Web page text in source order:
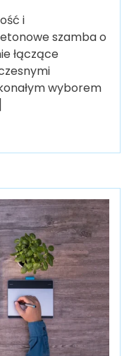
i
szamba o
łączące
wyborem